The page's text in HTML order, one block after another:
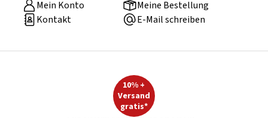
Mein Konto
Meine Bestellung
Kontakt
E-Mail schreiben
10% +
Versand
gratis*